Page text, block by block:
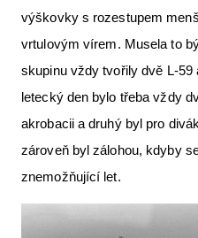
výškovky s rozestupem
vrtulovým vírem. Musela to
skupinu vždy tvořily dvě L-
letecký den bylo třeba vždy
akrobacii a druhý byl pro
zároveň byl zálohou, kdyby
znemožňující let.